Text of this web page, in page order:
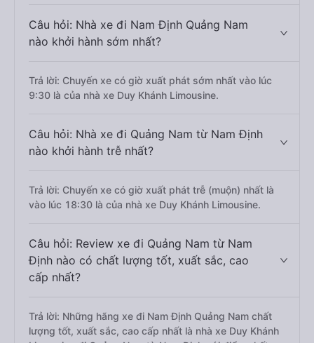
Câu hỏi: Nhà xe đi Nam Định Quảng Nam
nào khởi hành sớm nhất?
Trả lời: Chuyến xe có giờ xuất phát sớm nhất vào lúc
9:30 là của nhà xe Duy Khánh Limousine.
Câu hỏi: Nhà xe đi Quảng Nam từ Nam Định
nào khởi hành trễ nhất?
Trả lời: Chuyến xe có giờ xuất phát trễ (muộn) nhất là
vào lúc 18:30 là của nhà xe Duy Khánh Limousine.
Câu hỏi: Review xe đi Quảng Nam từ Nam
Định nào có chất lượng tốt, xuất sắc, cao
cấp nhất?
Trả lời: Những hãng xe đi Nam Định Quảng Nam chất
lượng tốt, xuất sắc, cao cấp nhất là nhà xe Duy Khánh